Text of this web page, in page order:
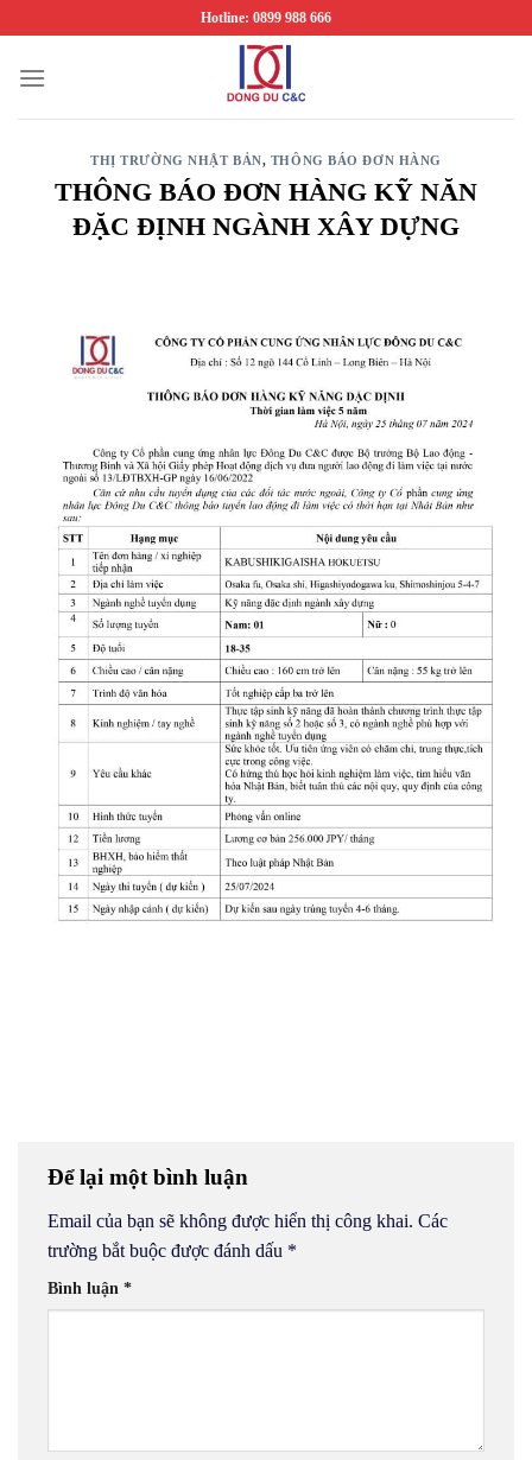
nội
Hotline: 0899 988 666
THỊ TRƯỜNG NHẬT BẢN, THÔNG BÁO ĐƠN HÀNG
THÔNG BÁO ĐƠN HÀNG KỸ NĂN
ĐẶC ĐỊNH NGÀNH XÂY DỰNG
Để lại một bình luận
Email của bạn sẽ không được hiển thị công khai. Các
trường bắt buộc được đánh dấu *
Bình luận *